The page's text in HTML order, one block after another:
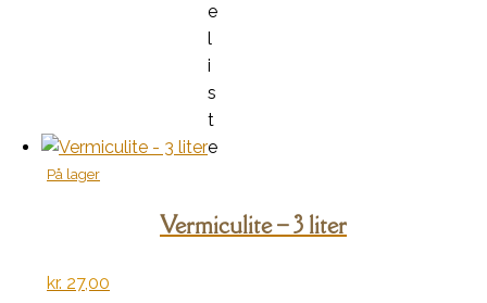
e
l
i
s
t
e
På lager
Vermiculite – 3 liter
kr. 27,00